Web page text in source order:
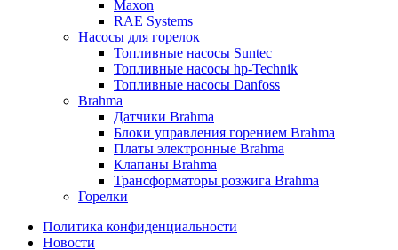
Maxon
RAE Systems
Насосы для горелок
Топливные насосы Suntec
Топливные насосы hp-Technik
Топливные насосы Danfoss
Brahma
Датчики Brahma
Блоки управления горением Brahma
Платы электронные Brahma
Клапаны Brahma
Трансформаторы розжига Brahma
Горелки
Политика конфиденциальности
Новости